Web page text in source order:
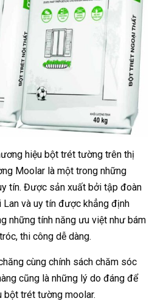
hiệu bột trét tường trên thị
Moolar là một trong những
tín. Được sản xuất bởi tập đoàn
Lan và uy tín được khẳng định
những tính năng ưu việt như bám
thi công dễ dàng.
cùng chính sách chăm sóc
cũng là những lý do đáng để
bột trét tường moolar.